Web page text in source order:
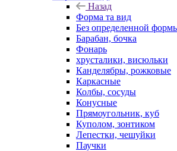
Назад
Форма та вид
Без определенной
Барабан, бочка
Фонарь
хрусталики, висюльки
Канделябры, рожковые
Каркасные
Колбы, сосуды
Конусные
Прямоугольник, куб
Куполом, зонтиком
Лепестки, чешуйки
Паучки